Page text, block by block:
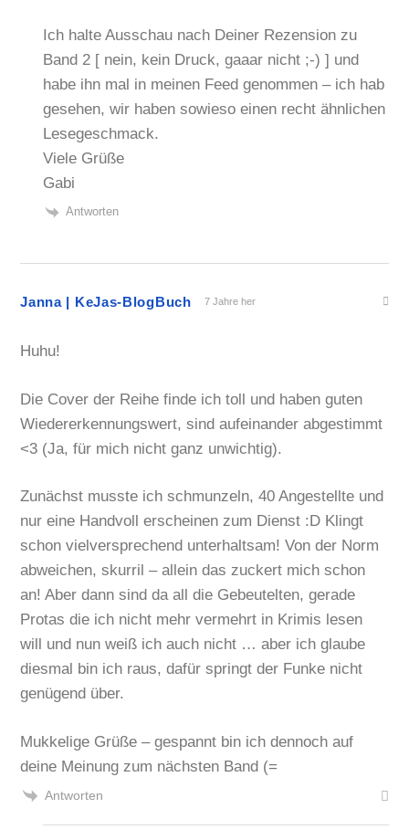
Ich halte Ausschau nach Deiner Rezension zu
Band 2 [ nein, kein Druck, gaaar nicht ;-) ] und
habe ihn mal in meinen Feed genommen – ich hab
gesehen, wir haben sowieso einen recht ähnlichen
Lesegeschmack.
Viele Grüße
Gabi
Antworten
Janna | KeJas-BlogBuch 7 Jahre her
Huhu!
Die Cover der Reihe finde ich toll und haben guten
Wiedererkennungswert, sind aufeinander abgestimmt
<3 (Ja, für mich nicht ganz unwichtig).
Zunächst musste ich schmunzeln, 40 Angestellte und
nur eine Handvoll erscheinen zum Dienst :D Klingt
schon vielversprechend unterhaltsam! Von der Norm
abweichen, skurril – allein das zuckert mich schon
an! Aber dann sind da all die Gebeutelten, gerade
Protas die ich nicht mehr vermehrt in Krimis lesen
will und nun weiß ich auch nicht … aber ich glaube
diesmal bin ich raus, dafür springt der Funke nicht
genügend über.
Mukkelige Grüße – gespannt bin ich dennoch auf
deine Meinung zum nächsten Band (=
Antworten